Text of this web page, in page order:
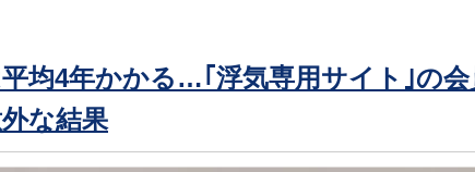
均4年かかる…｢浮気専用サイト｣の会
な結果